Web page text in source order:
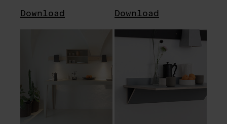
Download Download